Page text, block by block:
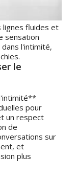
fluides et
sensation
l'intimité,
le
pour
un respect
de
sur
et
plus